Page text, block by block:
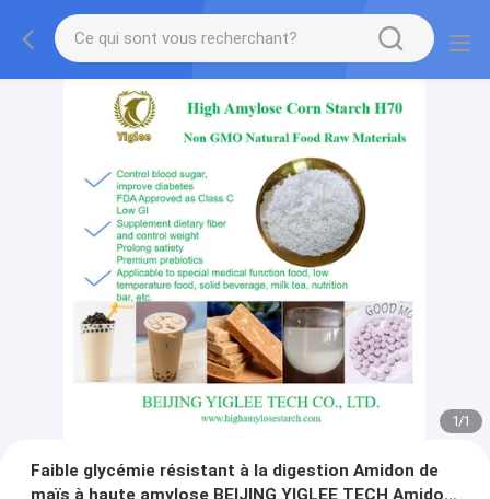
1/1
Faible glycémie résistant à la digestion Amidon de